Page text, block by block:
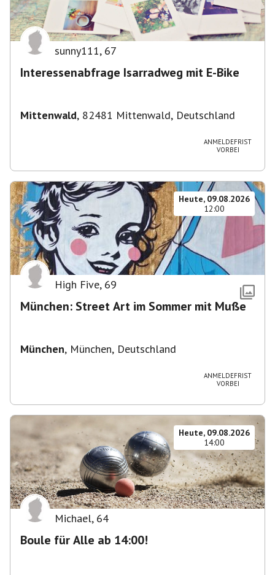
sunny111, 67
Interessenabfrage Isarradweg mit E-Bike
Mittenwald, 82481 Mittenwald, Deutschland
ANMELDEFRIST
VORBEI
Heute, 09.08.2026
12:00
High Five, 69
München: Street Art im Sommer mit Muße
München, München, Deutschland
ANMELDEFRIST
VORBEI
Heute, 09.08.2026
14:00
Michael, 64
Boule für Alle ab 14:00!